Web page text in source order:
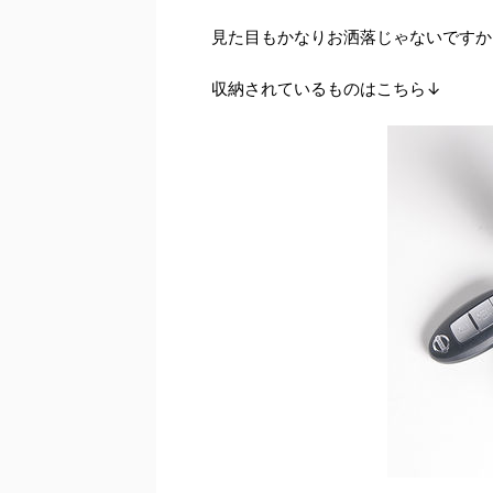
見た目もかなりお洒落じゃないです
収納されているものはこちら↓